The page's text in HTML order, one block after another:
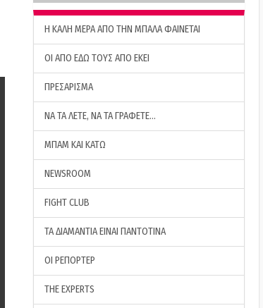
H ΚΑΛΗ ΜΕΡΑ ΑΠΟ ΤΗΝ ΜΠΑΛΑ ΦΑΙΝΕΤΑΙ
ΟΙ ΑΠΟ ΕΔΩ ΤΟΥΣ ΑΠΟ ΕΚΕΙ
ΠΡΕΣΑΡΙΣΜΑ
ΝΑ ΤΑ ΛΕΤΕ, ΝΑ ΤΑ ΓΡΑΦΕΤΕ…
ΜΠΑΜ ΚΑΙ ΚΑΤΩ
NEWSROOM
FIGHT CLUB
ΤΑ ΔΙΑΜΑΝΤΙΑ ΕΙΝΑΙ ΠΑΝΤΟΤΙΝΑ
ΟΙ ΡΕΠΟΡΤΕΡ
THE EXPERTS